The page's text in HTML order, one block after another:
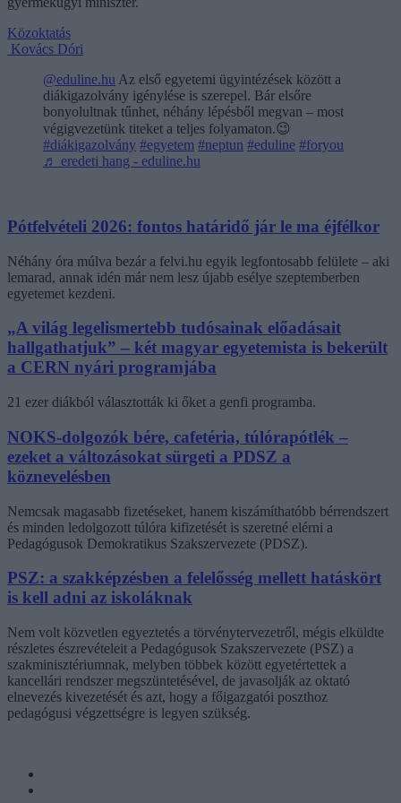
Közoktatás
Kovács Dóri
@eduline.hu Az első egyetemi ügyintézések között a
diákigazolvány igénylése is szerepel. Bár elsőre
bonyolultnak tűnhet, néhány lépésből megvan – most
végigvezetünk titeket a teljes folyamaton.😉
#diákigazolvány #egyetem #neptun #eduline #foryou
♬ eredeti hang - eduline.hu
Pótfelvételi 2026: fontos határidő jár le ma éjfélkor
Néhány óra múlva bezár a felvi.hu egyik legfontosabb felülete – aki
lemarad, annak idén már nem lesz újabb esélye szeptemberben
egyetemet kezdeni.
„A világ legelismertebb tudósainak előadásait
hallgathatjuk” – két magyar egyetemista is bekerült
a CERN nyári programjába
21 ezer diákból választották ki őket a genfi programba.
NOKS-dolgozók bére, cafetéria, túlórapótlék –
ezeket a változásokat sürgeti a PDSZ a
köznevelésben
Nemcsak magasabb fizetéseket, hanem kiszámíthatóbb bérrendszert
és minden ledolgozott túlóra kifizetését is szeretné elérni a
Pedagógusok Demokratikus Szakszervezete (PDSZ).
PSZ: a szakképzésben a felelősség mellett hatáskört
is kell adni az iskoláknak
Nem volt közvetlen egyeztetés a törvénytervezetről, mégis elküldte
részletes észrevételeit a Pedagógusok Szakszervezete (PSZ) a
szakminisztériumnak, melyben többek között egyetértettek a
kancellári rendszer megszüntetésével, de javasolják az oktató
elnevezés kivezetését és azt, hogy a főigazgatói poszthoz
pedagógusi végzettségre is legyen szükség.